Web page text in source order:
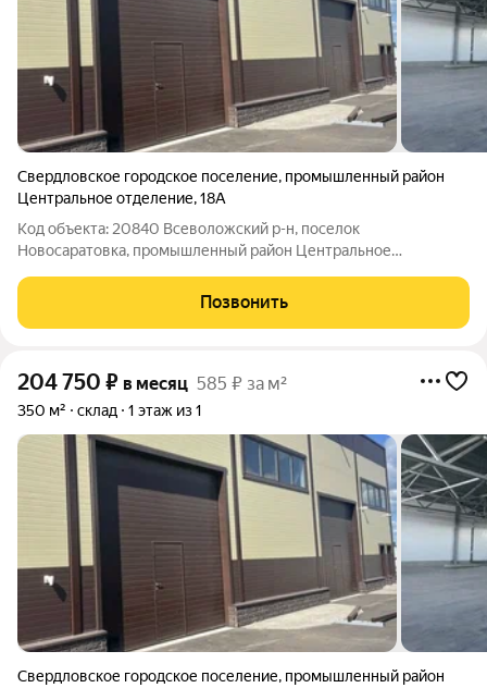
Свердловское городское поселение, промышленный район
Центральное отделение,18А
Код объекта: 20840 Всеволожский р-н, поселок
Новосаратовка, промышленный район Центральное
производство или автосервис 300+350 или 650 Аренда под
склад или производство помещения 650 м2 с возможеностью
Позвонить
204 750 ₽ в месяц 585 ₽ за м²
350 м² склад 1 этаж из 1
Свердловское городское поселение, промышленный район